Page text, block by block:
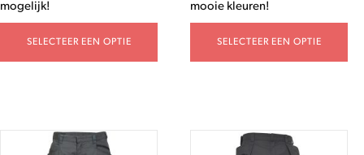
mogelijk!
SELECTEER EEN OPTIE
mooie kleuren!
SELECTEER EEN OPTIE